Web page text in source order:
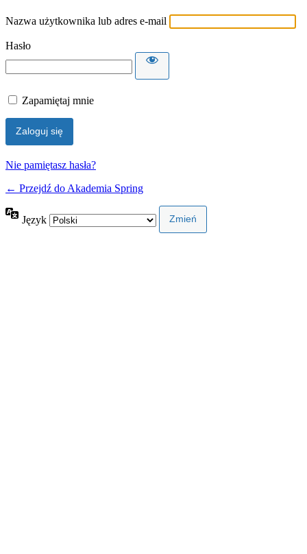
Nazwa użytkownika lub adres e-mail
Hasło
Zapamiętaj mnie
Nie pamiętasz hasła?
← Przejdź do Akademia Spring
Język